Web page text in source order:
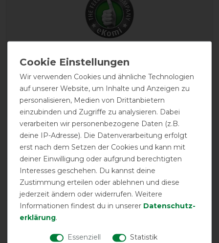
EXCELLENT
Weatherbeeta ComFiTec
Plus Dynamic II High Neck
Lite 0g - Hunter/Navy
Product Reviews
4
Product Rating
4.8/5
Wir verwenden Cookies und ähnliche Technologien
auf unserer Website, um Inhalte und Anzeigen zu
personalisieren, Medien von Drittanbietern
einzubinden und Zugriffe zu analysieren. Dabei
verarbeiten wir personenbezogene Daten (z.B.
deine IP-Adresse). Die Datenverarbeitung erfolgt
erst nach dem Setzen der Cookies und kann mit
deiner Einwilligung oder aufgrund berechtigten
Interesses geschehen. Du kannst deine
Zustimmung erteilen oder ablehnen und diese
jederzeit ändern oder widerrufen. Weitere
Informationen findest du in unserer Daten­schutz­
erklärung.
Essenziell
Statistik